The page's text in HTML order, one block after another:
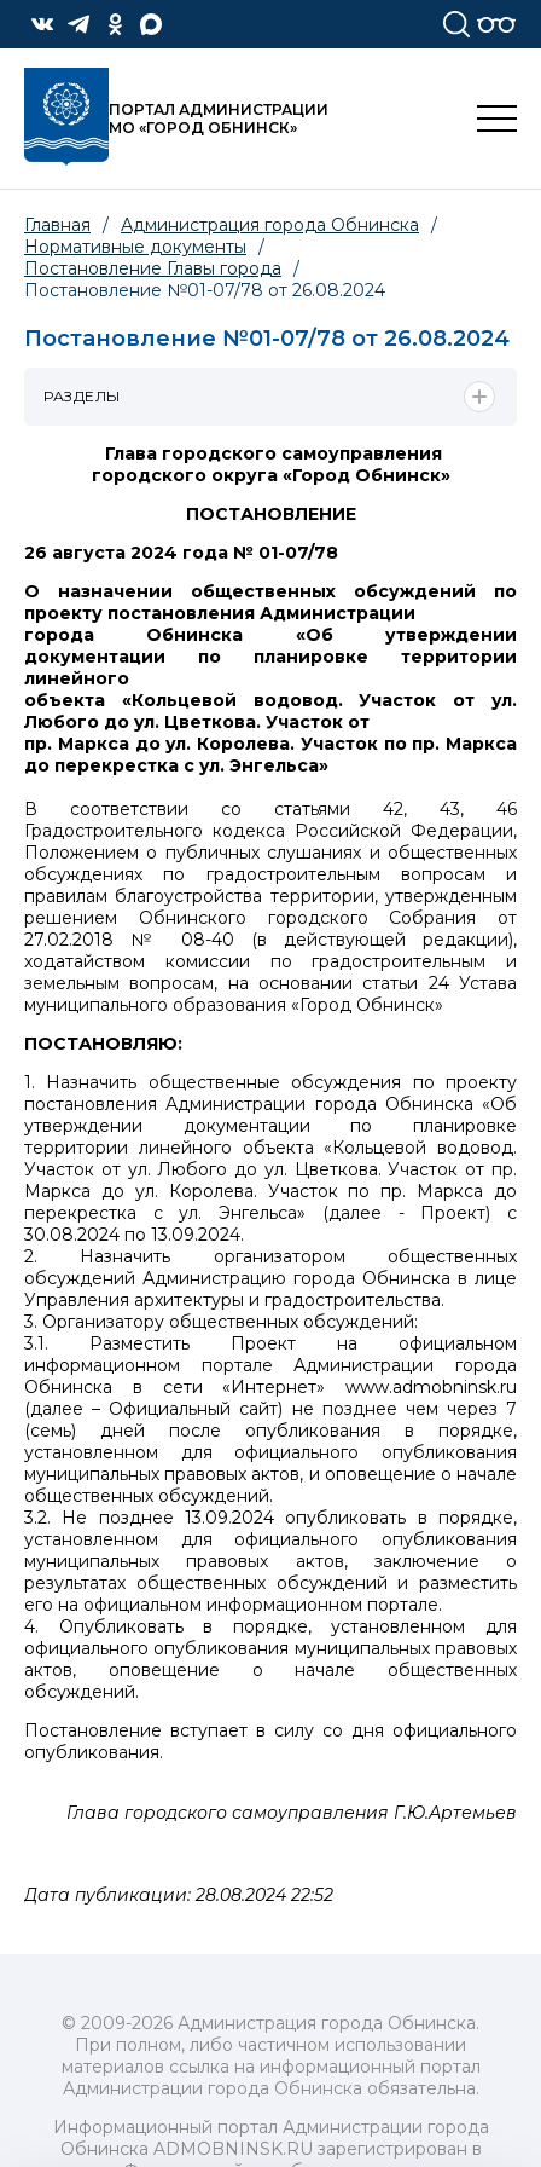
ПОРТАЛ АДМИНИСТРАЦИИ
МО «ГОРОД ОБНИНСК»
Главная / Администрация города Обнинска
/
Нормативные документы
/
Постановление Главы города
/
Постановление №01-07/78 от 26.08.2024
Постановление №01-07/78 от 26.08.2024
Глава городского самоуправления
городского округа «Город Обнинск»
ПОСТАНОВЛЕНИЕ
26 августа 2024 года № 01-07/78
О назначении общественных обсуждений по
проекту постановления Администрации
города Обнинска «Об утверждении
документации по планировке территории
линейного
объекта «Кольцевой водовод. Участок от ул.
Любого до ул. Цветкова. Участок от
пр. Маркса до ул. Королева. Участок по пр. Маркса
до перекрестка с ул. Энгельса»
В соответствии со статьями 42, 43, 46
Градостроительного кодекса Российской Федерации,
Положением о публичных слушаниях и общественных
обсуждениях по градостроительным вопросам и
правилам благоустройства территории, утвержденным
решением Обнинского городского Собрания от
27.02.2018 № 08-40 (в действующей редакции),
ходатайством комиссии по градостроительным и
земельным вопросам, на основании статьи 24 Устава
муниципального образования «Город Обнинск»
ПОСТАНОВЛЯЮ:
1. Назначить общественные обсуждения по проекту
постановления Администрации города Обнинска «Об
утверждении документации по планировке
территории линейного объекта «Кольцевой водовод.
Участок от ул. Любого до ул. Цветкова. Участок от пр.
Маркса до ул. Королева. Участок по пр. Маркса до
перекрестка с ул. Энгельса» (далее - Проект) с
30.08.2024 по 13.09.2024.
2. Назначить организатором общественных
обсуждений Администрацию города Обнинска в лице
Управления архитектуры и градостроительства.
3. Организатору общественных обсуждений:
3.1. Разместить Проект на официальном
информационном портале Администрации города
Обнинска в сети «Интернет» www.admobninsk.ru
(далее – Официальный сайт) не позднее чем через 7
(семь) дней после опубликования в порядке,
установленном для официального опубликования
муниципальных правовых актов, и оповещение о начале
общественных обсуждений.
3.2. Не позднее 13.09.2024 опубликовать в порядке,
установленном для официального опубликования
муниципальных правовых актов, заключение о
результатах общественных обсуждений и разместить
его на официальном информационном портале.
4. Опубликовать в порядке, установленном для
официального опубликования муниципальных правовых
актов, оповещение о начале общественных
обсуждений.
Постановление вступает в силу со дня официального
опубликования.
Глава городского самоуправления Г.Ю.Артемьев
Дата публикации: 28.08.2024 22:52
РАЗДЕЛЫ
© 2009-2026 Администрация города Обнинска.
При полном, либо частичном использовании
материалов ссылка на информационный портал
Администрации города Обнинска обязательна.
Информационный портал Администрации города
Обнинска ADMOBNINSK.RU зарегистрирован в